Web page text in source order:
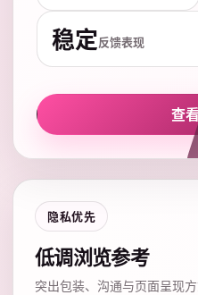
稳定反馈表现
查
隐私优先
低调浏览参考
突出包装、沟通与页面呈现